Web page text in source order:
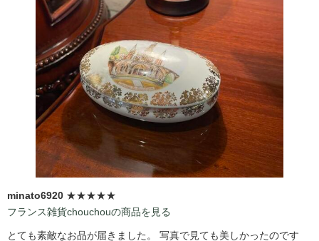
minato6920 ★★★★★
フランス雑貨chouchouの商品を見る
とても素敵なお品が届きました。 写真で見ても美しかったのです